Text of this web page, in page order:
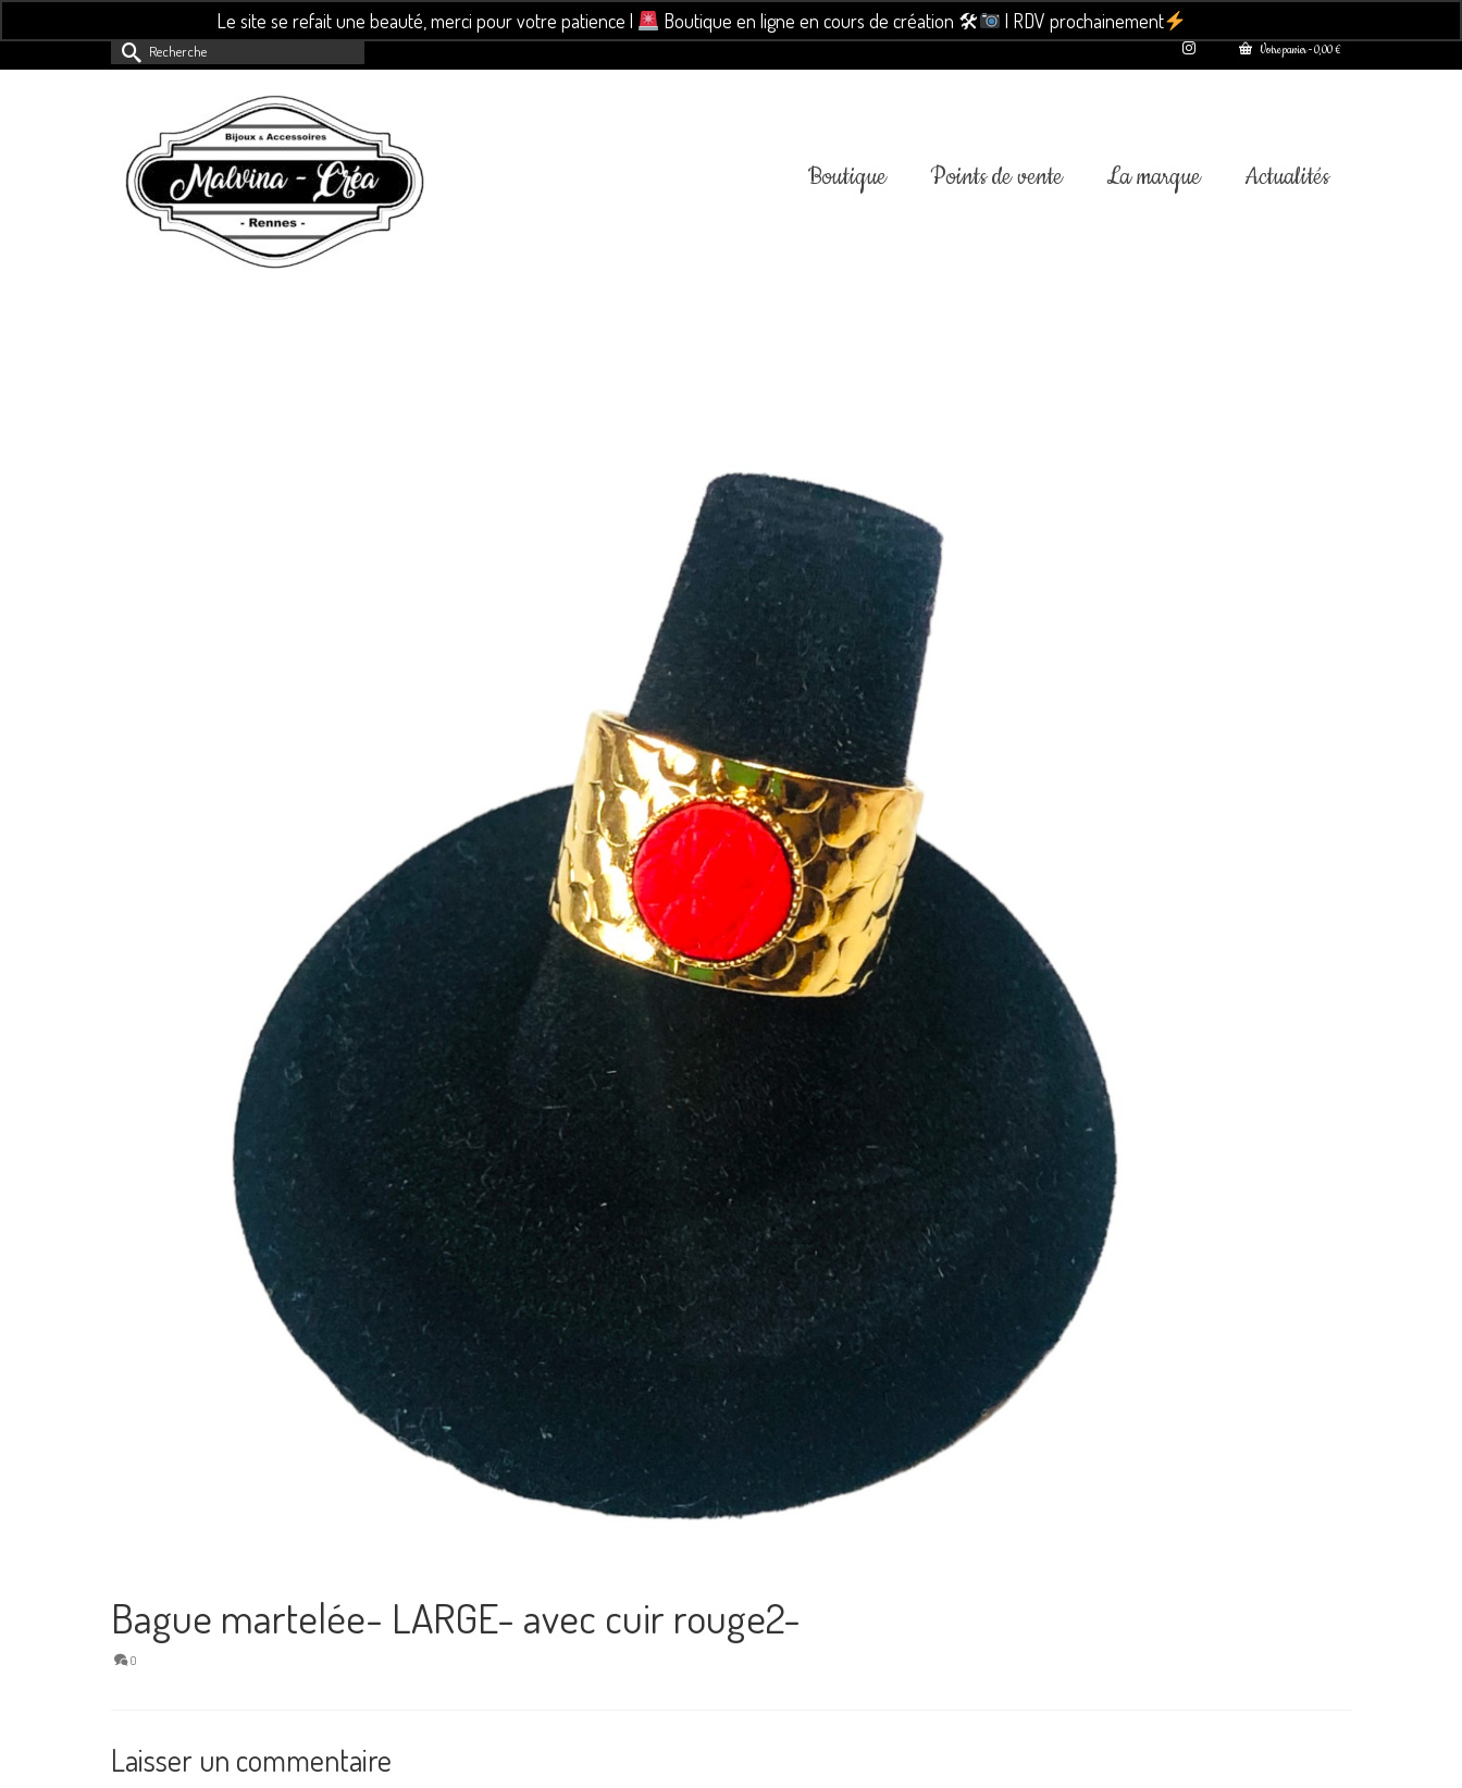
Le site se refait une beauté, merci pour votre patience | Boutique en ligne en cours de création 🛠 | RDV prochainement
Votre panier-0,00€
Rechercher :
Boutique Points de vente La marque Actualités
Bague martelée- LARGE- avec cuir rouge2-
0
Laisser un commentaire